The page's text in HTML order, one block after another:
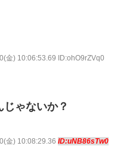
金) 10:06:53.69 ID:ohO9rZVq0
ゃないか？
金) 10:08:29.36 ID:uNB86sTw0